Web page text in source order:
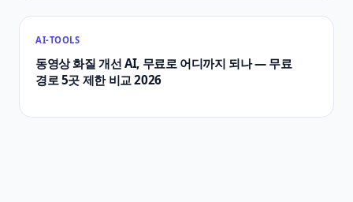
AI-TOOLS
동영상 화질 개선 AI, 무료로 어디까지 되나 — 무료
경로 5곳 제한 비교 2026